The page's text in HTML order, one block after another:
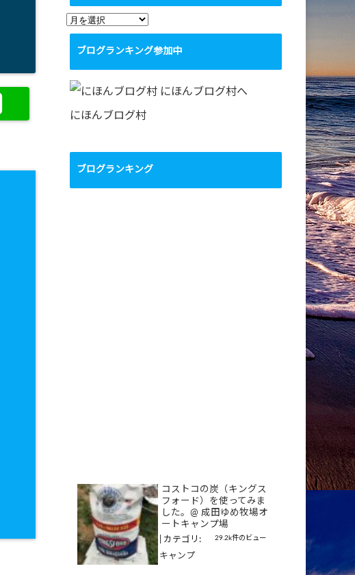
ア
ー
イ
ブ
ブログランキング参加中
にほんブログ村
ブログランキング
コストコの炭（キングス
フォード）を使ってみま
した。@ 成田ゆめ牧場オ
ートキャンプ場
29.2k件のビュー
カテゴリ:
キャンプ